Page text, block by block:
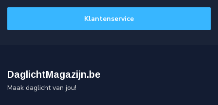
Klantenservice
DaglichtMagazijn.be
Maak daglicht van jou!